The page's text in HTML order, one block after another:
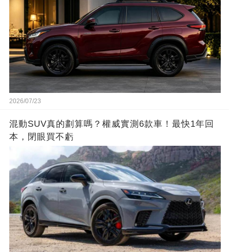
2026/07/23
混動SUV真的劃算嗎？權威實測6款車！最快1年回
本，閉眼買不虧